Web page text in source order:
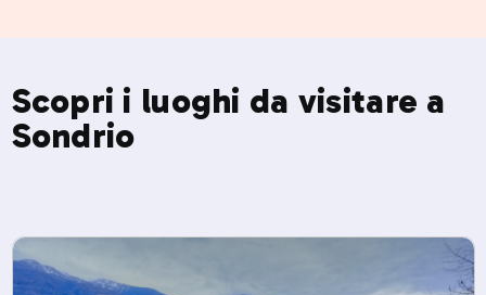
Scopri i luoghi da visitare a
Sondrio